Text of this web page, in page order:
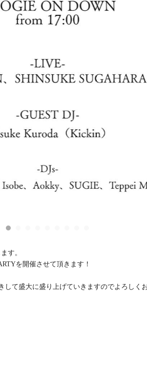
す。
を開催させて頂きます！
て盛大に盛り上げていきますのでよろしく